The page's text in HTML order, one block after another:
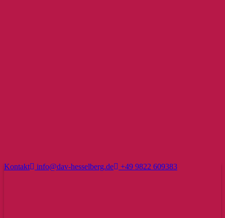
Kontakt info@dav-hesselberg.de +49 9822 609383